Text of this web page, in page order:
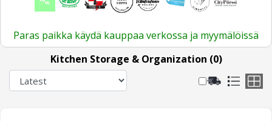
Paras paikka käydä kauppaa verkossa ja myymälöissä
Kitchen Storage & Organization (0)